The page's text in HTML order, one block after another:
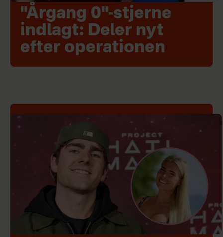
"Årgang 0"-stjerne
indlagt: Deler nyt
efter operationen